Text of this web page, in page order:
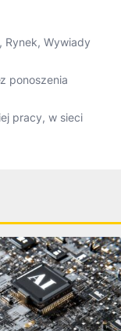
, Rynek, Wywiady
ponoszenia
pracy, w sieci